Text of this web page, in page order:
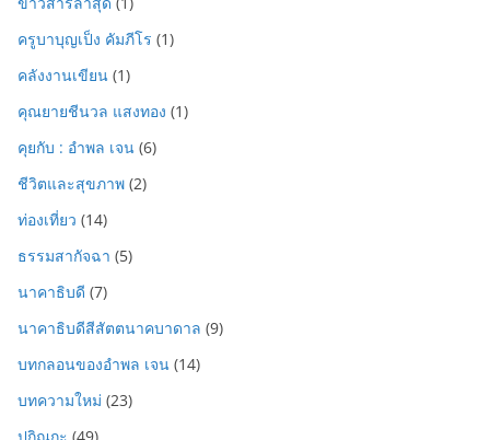
ครูบาบุญเป็ง คัมภีโร (1)
คลังงานเขียน (1)
คุณยายชีนวล แสงทอง (1)
คุยกับ : อำพล เจน (6)
ชีวิตและสุขภาพ (2)
ท่องเที่ยว (14)
ธรรมสากัจฉา (5)
นาคาธิบดี (7)
นาคาธิบดีสีสัตตนาคบาดาล (9)
บทกลอนของอำพล เจน (14)
บทความใหม่ (23)